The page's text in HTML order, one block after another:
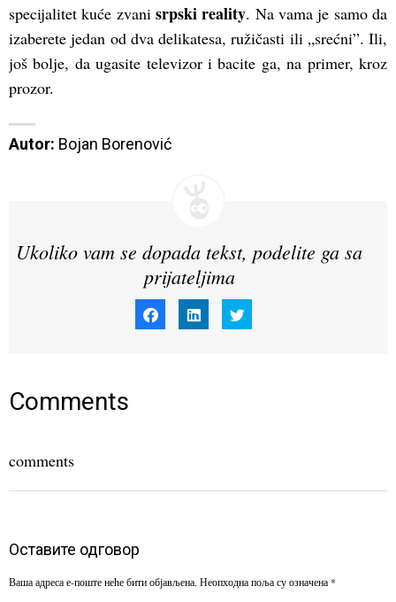
specijalitet kuće zvani srpski reality. Na vama je samo da
izaberete jedan od dva delikatesa, ružičasti ili „srećni”. Ili,
još bolje, da ugasite televizor i bacite ga, na primer, kroz
prozor.
Autor: Bojan Borenović
Ukoliko vam se dopada tekst, podelite ga sa
prijateljima
share share share
Comments
comments
Оставите одговор
Ваша адреса е-поште неће бити објављена. Неопходна поља су означена *